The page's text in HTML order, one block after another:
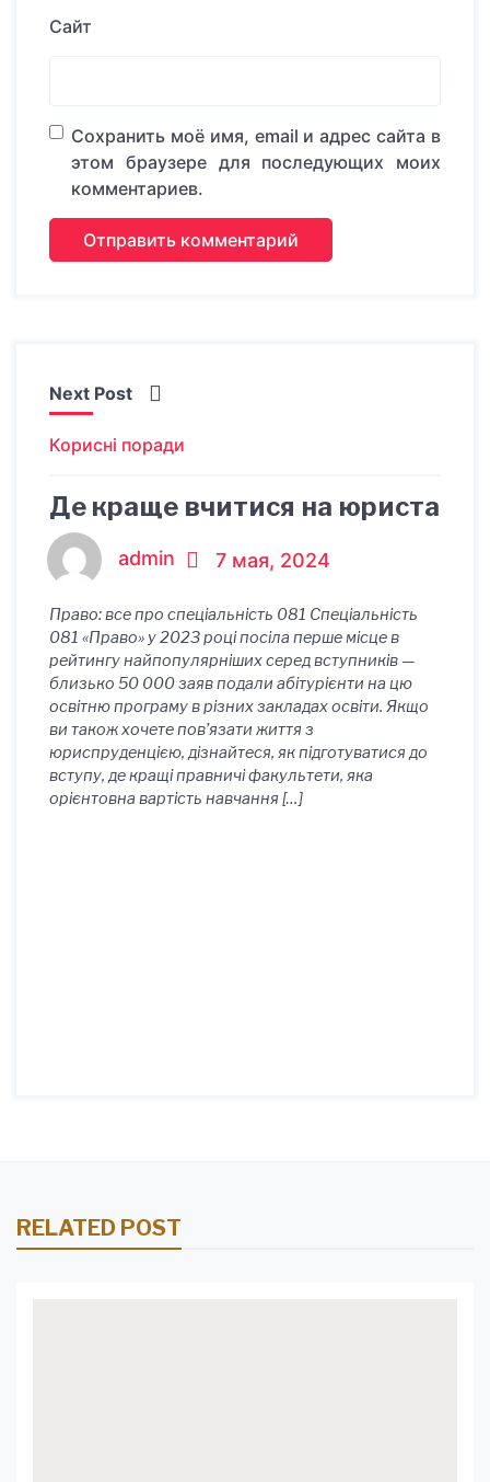
Сайт
Сохранить моё имя, email и адрес сайта в
этом браузере для последующих моих
комментариев.
Next Post
Корисні поради
Де краще вчитися на юриста
admin 7 мая, 2024
Право: все про спеціальність 081 Спеціальність
081 «Право» у 2023 році посіла перше місце в
рейтингу найпопулярніших серед вступників —
близько 50 000 заяв подали абітурієнти на цю
освітню програму в різних закладах освіти. Якщо
ви також хочете пов’язати життя з
юриспруденцією, дізнайтеся, як підготуватися до
вступу, де кращі правничі факультети, яка
орієнтовна вартість навчання […]
RELATED POST